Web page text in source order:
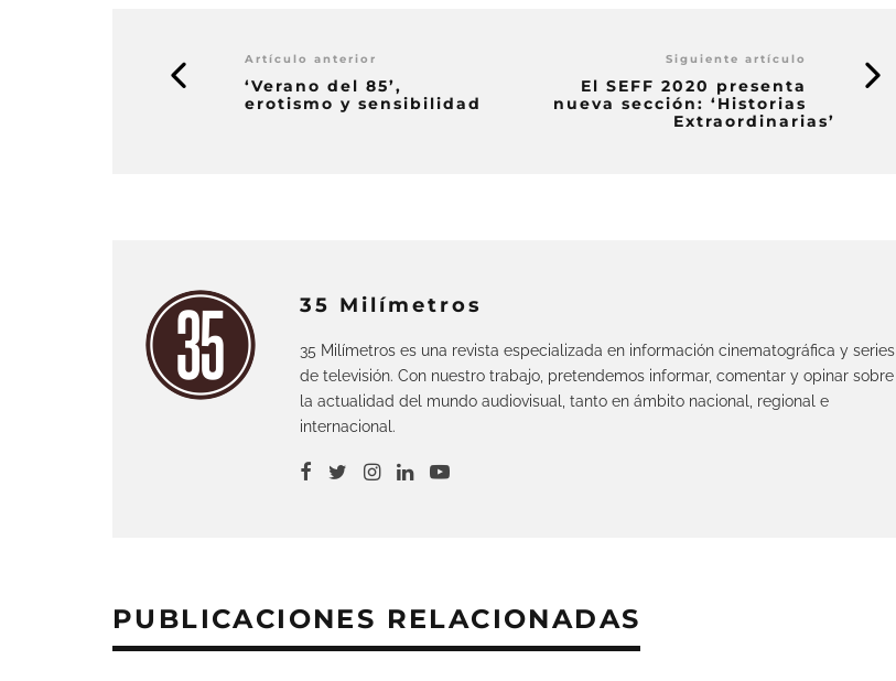
Artículo anterior
‘Verano del 85’,
erotismo y sensibilidad
Siguiente artículo
El SEFF 2020 presenta
nueva sección: ‘Historias
Extraordinarias’
35 Milímetros
35 Milímetros es una revista especializada en información cinematográfica y series
de televisión. Con nuestro trabajo, pretendemos informar, comentar y opinar sobre
la actualidad del mundo audiovisual, tanto en ámbito nacional, regional e
internacional.
PUBLICACIONES RELACIONADAS